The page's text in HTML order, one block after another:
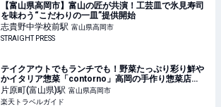
【富山県高岡市】富山の匠が共演！工芸皿で氷見寿司
を味わう“こだわりの一皿”提供開始
志貴野中学校前駅 富山県高岡市
STRAIGHT PRESS
テイクアウトでもランチでも！野菜たっぷり彩り鮮や
かイタリア惣菜「contorno」高岡の手作り惣菜店
【楽天トラベル】
片原町(富山県)駅 富山県高岡市
楽天トラベルガイド